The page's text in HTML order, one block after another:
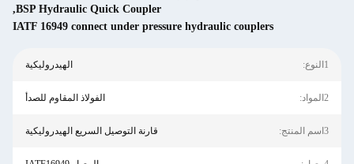
BSP Hydraulic Quick Coupler
,
IATF 16949 connect under pressure hydraulic couplers
1النوع: الهيدروليكية
2المواد: الفولاذ المقاوم للصدأ
3اسم المنتج: قارنة التوصيل السريع الهيدروليكية